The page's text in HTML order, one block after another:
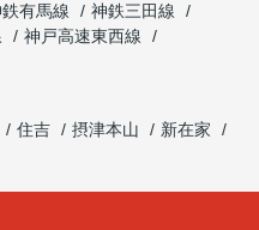
有馬線
神鉄三田線
神戸高速東西線
住吉 摂津本山
新在家